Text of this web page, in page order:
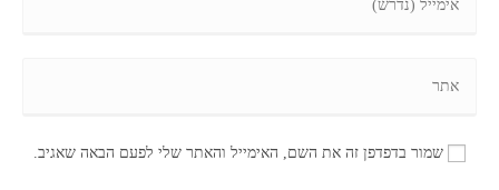
שמור בדפדפן זה את השם, האימייל והאתר שלי לפעם הבאה שאגיב.